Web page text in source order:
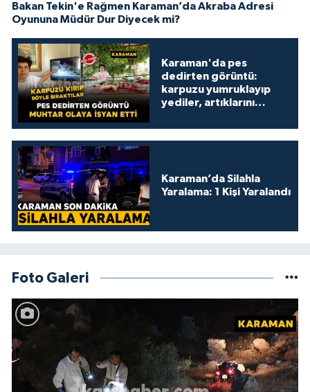
Bakan Tekin'e Rağmen Karaman’da Akraba Adresi
Oyununa Müdür Dur Diyecek mi?
Karaman'da pes
dedirten görüntü:
karpuzu yumruklayıp
yediler, artıklarını
Karaman’da Silahla
Yaralama: 1 Kişi Yaralandı
Foto Galeri